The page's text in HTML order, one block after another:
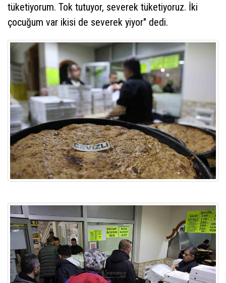
tüketiyorum. Tok tutuyor, severek tüketiyoruz. İki
çocuğum var ikisi de severek yiyor" dedi.